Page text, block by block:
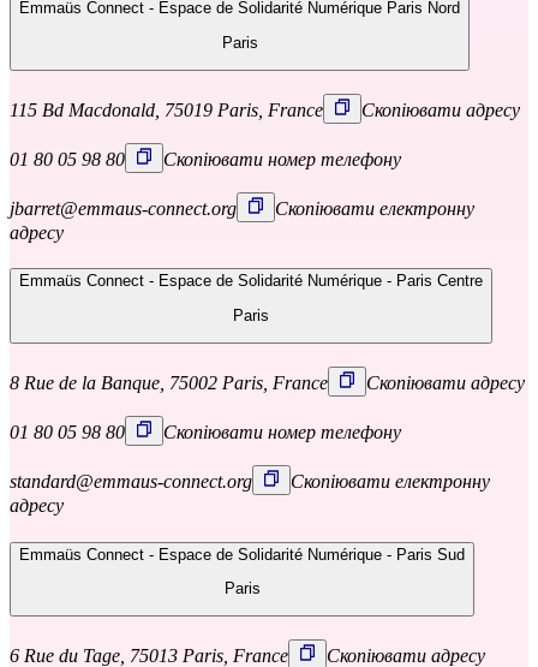
Emmaüs Connect - Espace de Solidarité Numérique Paris Nord
Paris
115 Bd Macdonald, 75019 Paris, France Скопіювати адресу
01 80 05 98 80 Скопіювати номер телефону
jbarret@emmaus-connect.org
Скопіювати електронну
адресу
Emmaüs Connect - Espace de Solidarité Numérique - Paris Centre
Paris
8 Rue de la Banque, 75002 Paris, France Скопіювати адресу
01 80 05 98 80 Скопіювати номер телефону
standard@emmaus-connect.org
Скопіювати електронну
адресу
Emmaüs Connect - Espace de Solidarité Numérique - Paris Sud
Paris
6 Rue du Tage, 75013 Paris, France Скопіювати адресу